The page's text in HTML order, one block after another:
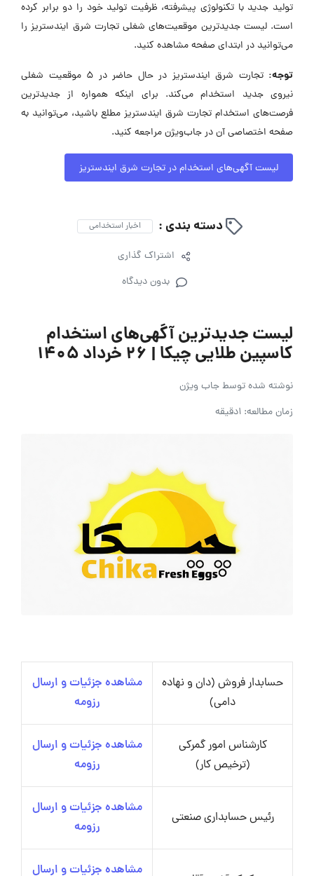
تولید جدید با تکنولوژی پیشرفته، ظرفیت تولید خود را دو برابر کرده
است. لیست جدیدترین موقعیت‌های شغلی تجارت شرق ایندستریز را
می‌توانید در ابتدای صفحه مشاهده کنید.
توجه:
تجارت شرق ایندستریز در حال حاضر در ۵ موقعیت شغلی
نیروی جدید استخدام می‌کند. برای اینکه همواره از جدیدترین
فرصت‌های استخدام تجارت شرق ایندستریز مطلع باشید، می‌توانید به
صفحه اختصاصی آن در جاب‌ویژن مراجعه کنید.
لیست آگهی‌های استخدام در تجارت شرق ایندستریز
دسته بندی : اخبار استخدامی
اشتراک گذاری
بدون دیدگاه
لیست جدیدترین آگهی‌های استخدام
کاسپین طلایی چیکا | ۲۶ خرداد ۱۴۰۵
نوشته شده توسطجاب ویژن
زمان مطالعه: 1دقیقه
حسابدار فروش (دان و نهاده
دامی)
مشاهده جزئیات و ارسال
رزومه
کارشناس امور گمرکی
(ترخیص کار)
مشاهده جزئیات و ارسال
رزومه
رئیس حسابداری صنعتی
مشاهده جزئیات و ارسال
رزومه
مشاهده جزئیات و ارسال